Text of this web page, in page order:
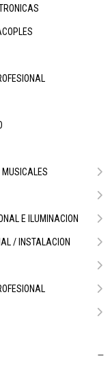
MUSICALES
E ILUMINACION
/ INSTALACION